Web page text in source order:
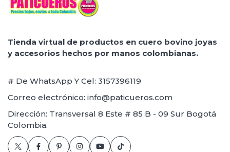
Tienda virtual de productos en cuero bovino joyas
y accesorios hechos por manos colombianas.
# De WhatsApp Y Cel: 3157396119
Correo electrónico: info@paticueros.com
Dirección: Transversal 8 Este # 85 B - 09 Sur Bogotá
Colombia.